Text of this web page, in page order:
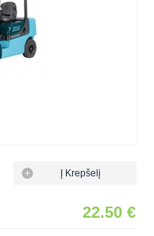
Į Krepšelį
22.50 €